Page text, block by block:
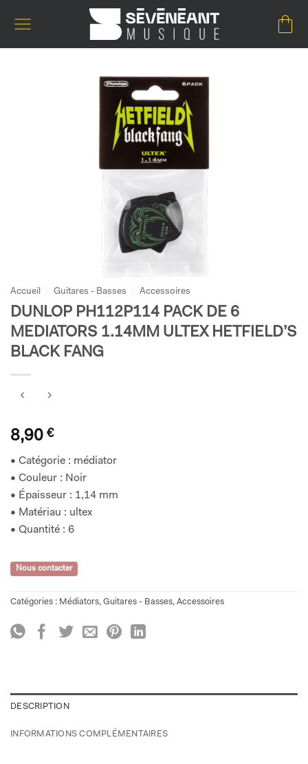
Accueil / Guitares - Basses / Accessoires
DUNLOP PH112P114 PACK DE 6
MEDIATORS 1.14MM ULTEX HETFIELD’S
BLACK FANG
8,90 €
• Catégorie : médiator
• Couleur : Noir
• Épaisseur : 1,14 mm
• Matériau : ultex
• Quantité : 6
Nous contacter
Catégories : Médiators, Guitares - Basses, Accessoires
DESCRIPTION
INFORMATIONS COMPLÉMENTAIRES